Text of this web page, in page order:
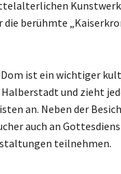
die berühmte
ist ein wichtiger
und zieht
an. Neben der
auch an
teilnehmen.